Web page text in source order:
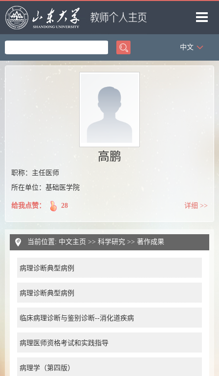
首页
中文
高鹏
职称：主任医师
所在单位：基础医学院
给我点赞： 28 详细 >>
当前位置: 中文主页 >> 科学研究 >> 著作成果
病理诊断典型病例
病理诊断典型病例
临床病理诊断与鉴别诊断--消化道疾病
病理医师资格考试和实践指导
病理学（第四版）